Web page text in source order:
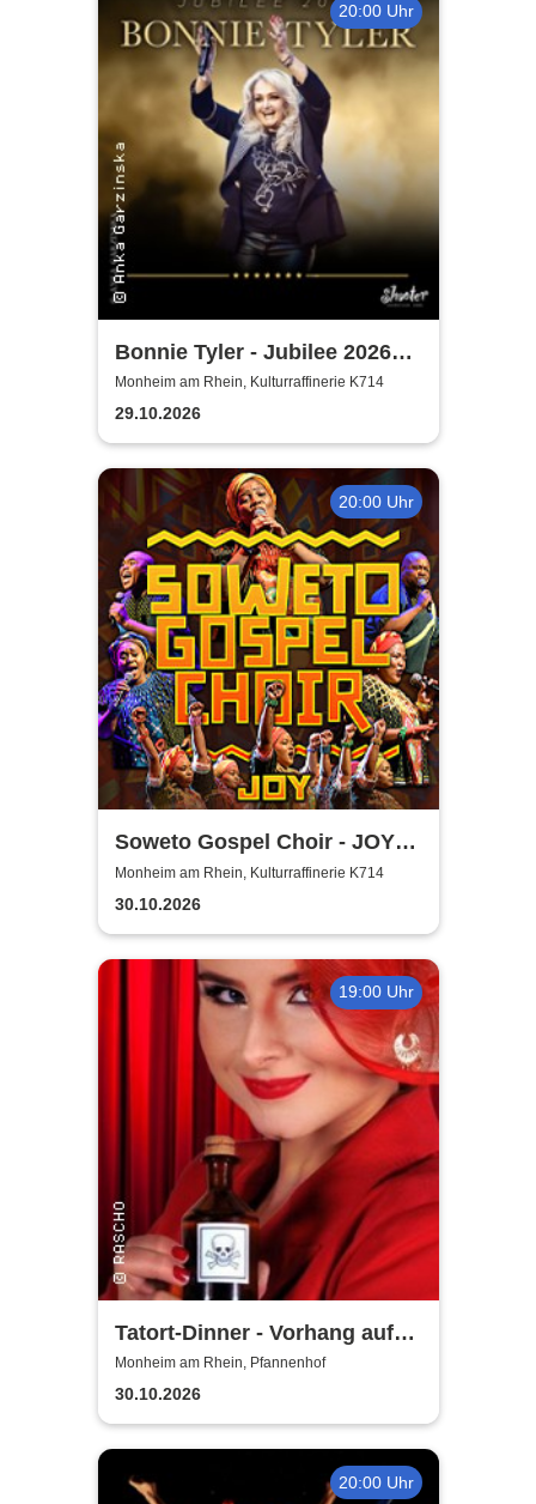
20:00 Uhr
Bonnie Tyler - Jubilee 2026
Tournee
Monheim am Rhein, Kulturraffinerie K714
29.10.2026
20:00 Uhr
Soweto Gospel Choir - JOY!
(Zulu: Injabulo)
Monheim am Rhein, Kulturraffinerie K714
30.10.2026
19:00 Uhr
Tatort-Dinner - Vorhang auf
für Mord
Monheim am Rhein, Pfannenhof
30.10.2026
20:00 Uhr